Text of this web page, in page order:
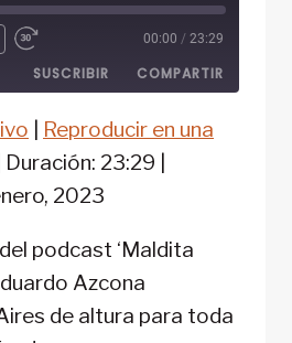
00:00 / 23:29
SUSCRIBIR COMPARTIR
Reproducir en una
Duración: 23:29
2023
podcast ‘Maldita
Azcona
de altura para toda